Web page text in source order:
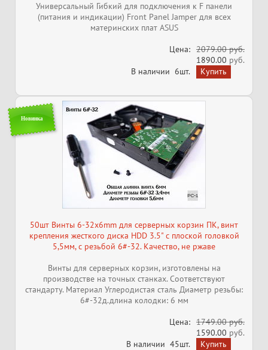
Универсальный Гибкий для подключения к F панели
(питания и индикации) Front Panel Jamper для всех
материнских плат ASUS
Цена: 2079.00 руб.
1890.00 руб.
В наличии 6шт.
Новинка
50шт Винты 6-32x6mm для серверных корзин ПК, винт
крепления жесткого диска HDD 3.5" с плоской головкой
5,5мм, с резьбой 6#-32. Качество, не ржаве
Винты для серверных корзин, изготовлены на
производстве на точных станках. Соответствуют
стандарту. Материал Углеродистая сталь Диаметр резьбы:
6#-32д.длина колодки: 6 мм
Цена: 1749.00 руб.
1590.00 руб.
В наличии 45шт.